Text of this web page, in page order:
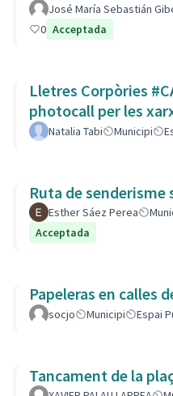
José María Sebastián
0 Acceptada
Lletres Corpòries
photocall per les
Natalia Tabi Municipi
Ruta de senderisme
Esther Sáez Perea
Acceptada
Papeleras en calles
socjo Municipi Espai
Tancament de la